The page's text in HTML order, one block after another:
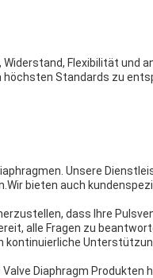
Flexibilität und
Standards zu
Unsere
bieten auch
dass Ihre
alle Fragen zu
kontinuierliche
Diaphragm Produkten